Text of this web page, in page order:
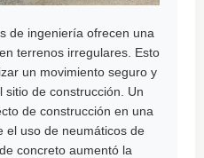
de ingeniería ofrecen una
terrenos irregulares. Esto
un movimiento seguro y
sitio de construcción. Un
de construcción en una
el uso de neumáticos de
concreto aumentó la